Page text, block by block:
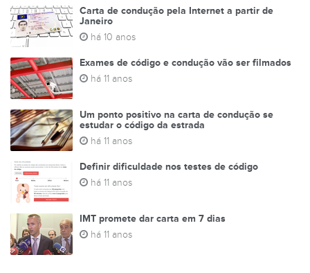
Carta de condução pela Internet a partir de
Janeiro
há 10 anos
Exames de código e condução vão ser filmados
há 11 anos
Um ponto positivo na carta de condução se
estudar o código da estrada
há 11 anos
Definir dificuldade nos testes de código
há 11 anos
IMT promete dar carta em 7 dias
há 11 anos